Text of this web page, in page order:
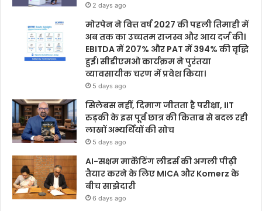
2 days ago
मोरपेन ने वित्त वर्ष 2027 की पहली तिमाही में
अब तक का उच्चतम राजस्व और आय दर्ज की।
EBITDA में 207% और PAT में 394% की वृद्धि
हुई। सीडीएमओ कार्यक्रम ने पुरंतया
व्यावसायीक चरण में प्रवेश किया।
5 days ago
सिलेबस नहीं, दिमाग जीतता है परीक्षा, IIT
रुड़की के इस पूर्व छात्र की किताब से बदल रही
लाखों अभ्यर्थियों की सोच
5 days ago
AI-सक्षम मार्केटिंग लीडर्स की अगली पीढ़ी
तैयार करने के लिए MICA और Komerz के
बीच साझेदारी
6 days ago